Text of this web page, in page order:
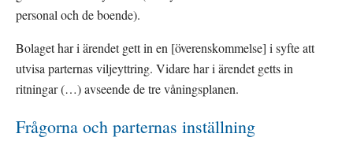
personal och de boende).
Bolaget har i ärendet gett in en [överenskommelse] i syfte att
utvisa parternas viljeyttring. Vidare har i ärendet getts in
ritningar (…) avseende de tre våningsplanen.
Frågorna och parternas inställning